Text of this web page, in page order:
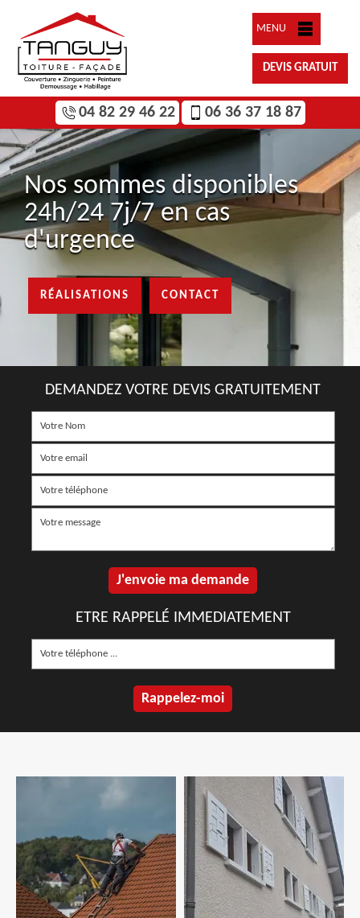
MENU
DEVIS GRATUIT
04 82 29 46 22 06 36 37 18 87
Nos sommes disponibles
24h/24 7j/7 en cas
d'urgence
RÉALISATIONS CONTACT
DEMANDEZ VOTRE DEVIS GRATUITEMENT
ETRE RAPPELÉ IMMEDIATEMENT